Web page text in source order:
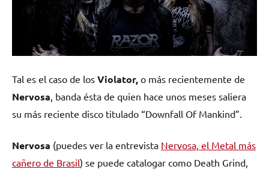
Tal es el caso de los Violator, o más recientemente de
Nervosa , banda ésta de quien hace unos meses saliera
su más reciente disco titulado “Downfall Of Mankind”.
Nervosa (puedes ver la entrevista Nervosa, el Metal más
cañero de Brasil) se puede catalogar como Death Grind,